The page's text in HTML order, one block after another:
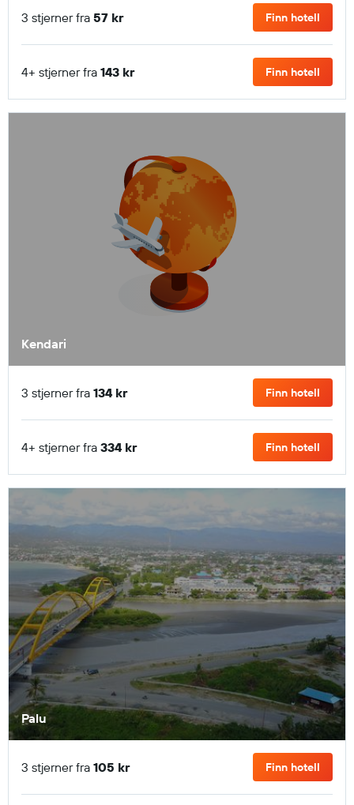
3 stjerner fra 57 kr Finn hotell
4+ stjerner fra 143 kr Finn hotell
Kendari
3 stjerner fra 134 kr Finn hotell
4+ stjerner fra 334 kr Finn hotell
Palu
3 stjerner fra 105 kr Finn hotell